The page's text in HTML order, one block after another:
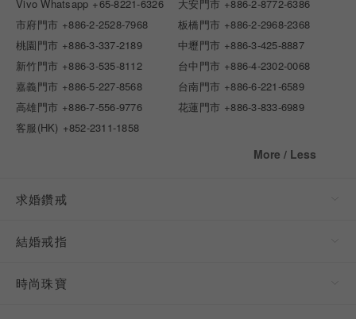
Vivo Whatsapp +65-8221-6326 大安門市 +886-2-8772-6386
市府門市 +886-2-2528-7968 板橋門市 +886-2-2968-2368
桃園門市 +886-3-337-2189 中壢門市 +886-3-425-8887
新竹門市 +886-3-535-8112 台中門市 +886-4-2302-0068
嘉義門市 +886-5-227-8568 台南門市 +886-6-221-6589
高雄門市 +886-7-556-9776 花蓮門市 +886-3-833-6989
客服(HK) +852-2311-1858
More / Less
求婚鑽戒
結婚戒指
時尚珠寶